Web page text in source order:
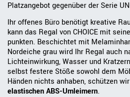
Platzangebot gegenüber der Serie
Ihr offenes Büro benötigt kreative
kann das Regal von CHOICE mit
punkten. Beschichtet mit
Nordeiche grau wird Ihr Regal auch
Lichteinwirkung, Wasser und
selbst festere Stöße sowohl dem
Händen nichts anhaben, schützen
elastischen ABS-Umleimern.